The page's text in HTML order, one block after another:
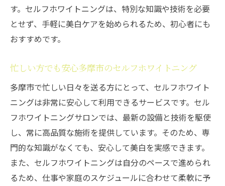
す。セルフホワイトニングは、特別な知識や技術を必要
とせず、手軽に美白ケアを始められるため、初心者にも
おすすめです。
忙しい方でも安心多摩市のセルフホワイトニング
多摩市で忙しい日々を送る方にとって、セルフホワイト
ニングは非常に安心して利用できるサービスです。セル
フホワイトニングサロンでは、最新の設備と技術を駆使
し、常に高品質な施術を提供しています。そのため、専
門的な知識がなくても、安心して美白を実感できます。
また、セルフホワイトニングは自分のペースで進められ
るため、仕事や家庭のスケジュールに合わせて柔軟に予